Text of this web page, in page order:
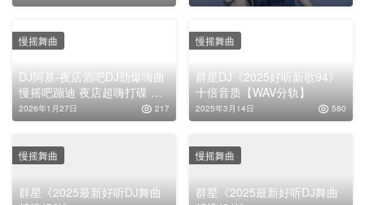
DJ阿基-夜店酒吧DJ劲爆嗨曲
慢摇吧蹦迪 夜店超嗨打碟 车
载DJ劲爆舞曲-EP
2026年1月27日 217
慢摇舞曲
群星DJ《2025好听新歌94》
十倍音质【WAV分轨】
2025年3月14日 580
慢摇舞曲
群星《2025最新好听DJ舞曲
慢摇舞曲
群星《2025最新好听DJ舞曲
慢摇舞曲